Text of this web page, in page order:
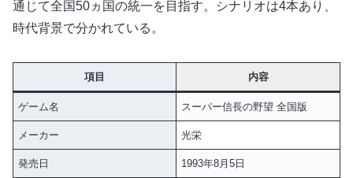
通じて全国50ヵ国の統一を目指す。シナリオは4本あり、
時代背景で分かれている。
項目 内容
ゲーム名 スーパー信長の野望 全国版
メーカー 光栄
発売日 1993年8月5日